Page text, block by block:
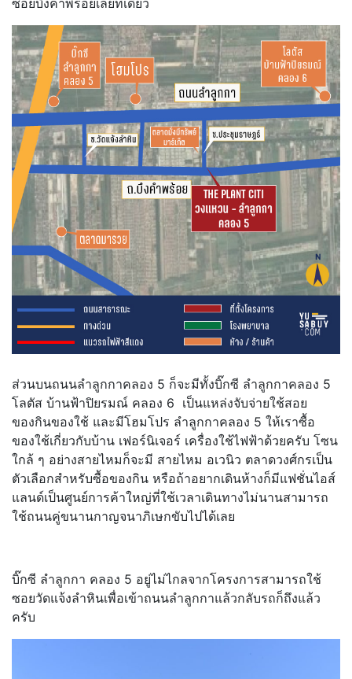
ส่วนบนถนนลำลูกกาคลอง 5 ก็จะมีทั้งบิ๊กซี ลำลูกกาคลอง 5
โลตัส บ้านฟ้าปิยรมณ์ คลอง 6 เป็นแหล่งจับจ่ายใช้สอย
ของกินของใช้ และมีโฮมโปร ลำลูกกาคลอง 5 ให้เราซื้อ
ของใช้เกี่ยวกับบ้าน เฟอร์นิเจอร์ เครื่องใช้ไฟฟ้าด้วยครับ โซน
ใกล้ ๆ อย่างสายไหมก็จะมี สายไหม อเวนิว ตลาดวงศ์กรเป็น
ตัวเลือกสำหรับซื้อของกิน หรือถ้าอยากเดินห้างก็มีแฟชั่นไอส์
แลนด์เป็นศูนย์การค้าใหญ่ที่ใช้เวลาเดินทางไม่นานสามารถ
ใช้ถนนคู่ขนานกาญจนาภิเษกขับไปได้เลย
บิ๊กซี ลำลูกกา คลอง 5 อยู่ไม่ไกลจากโครงการสามารถใช้
ซอยวัดแจ้งลำหินเพื่อเข้าถนนลำลูกกาแล้วกลับรถก็ถึงแล้ว
ครับ